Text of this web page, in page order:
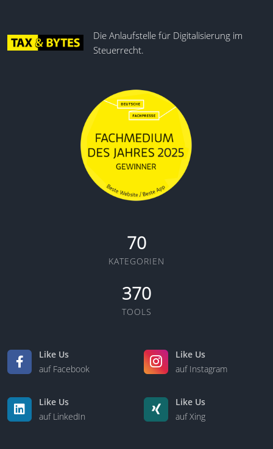
Die Anlaufstelle für Digitalisierung im
Steuerrecht.
70
KATEGORIEN
370
TOOLS
Like Us
auf Facebook
Like Us
auf Instagram
Like Us
auf LinkedIn
Like Us
auf Xing